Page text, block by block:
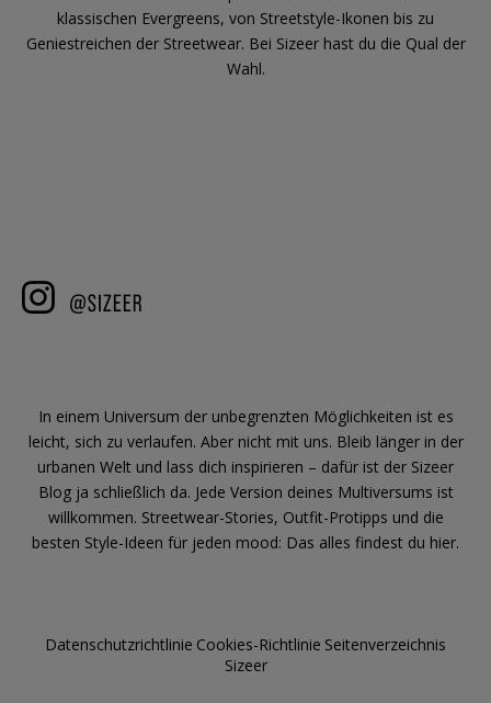
klassischen Evergreens, von Streetstyle-Ikonen bis zu
Geniestreichen der Streetwear. Bei Sizeer hast du die Qual der
Wahl.
In einem Universum der unbegrenzten Möglichkeiten ist es
leicht, sich zu verlaufen. Aber nicht mit uns. Bleib länger in der
urbanen Welt und lass dich inspirieren – dafür ist der Sizeer
Blog ja schließlich da. Jede Version deines Multiversums ist
willkommen. Streetwear-Stories, Outfit-Protipps und die
besten Style-Ideen für jeden mood: Das alles findest du hier.
Datenschutzrichtlinie Cookies-Richtlinie Seitenverzeichnis
Sizeer